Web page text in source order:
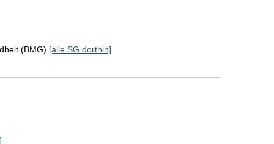
(BMG) [alle SG dorthin]